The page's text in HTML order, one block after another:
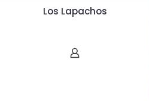
Los Lapachos